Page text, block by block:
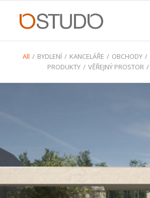
All / BYDLENÍ / KANCELÁŘE / OBCHODY /
PRODUKTY / VĚŘEJNÝ PROSTOR /